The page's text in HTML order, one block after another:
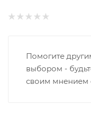
Помогите
выбором -
своим мнением